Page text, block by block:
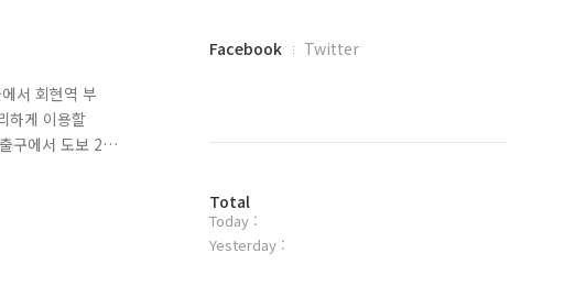
서 회현역 부
하게 이용할
구에서 도보 2
. 새 청사가
부경찰서는
페
플
러
그
Facebook Twitter
방
문
자
Total
Today :
Yesterday :